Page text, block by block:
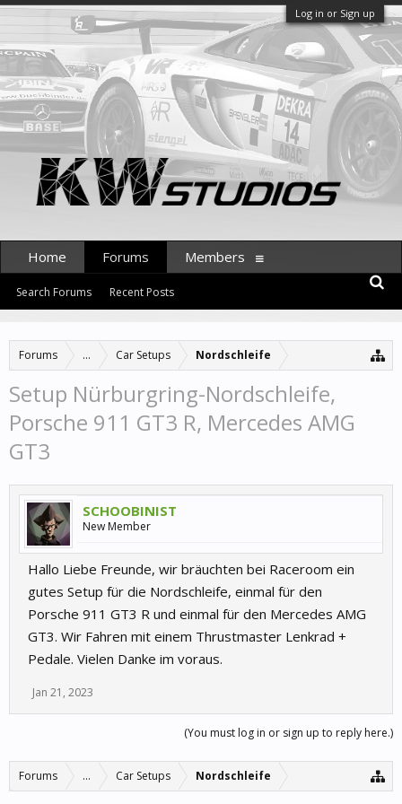
Log in or Sign up
Forums ... Car Setups Nordschleife
Setup Nürburgring-Nordschleife,
Porsche 911 GT3 R, Mercedes AMG
GT3
SCHOOBINIST
New Member
Hallo Liebe Freunde, wir bräuchten bei Raceroom ein
gutes Setup für die Nordschleife, einmal für den
Porsche 911 GT3 R und einmal für den Mercedes AMG
GT3. Wir Fahren mit einem Thrustmaster Lenkrad +
Pedale. Vielen Danke im voraus.
Jan 21, 2023
(You must log in or sign up to reply here.)
Forums ... Car Setups Nordschleife
Home Forums
Search Forums Recent Posts
Members